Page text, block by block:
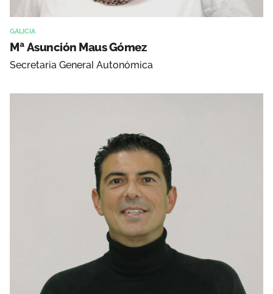
GALICIA
Mª Asunción Maus Gómez
Secretaria General Autonómica